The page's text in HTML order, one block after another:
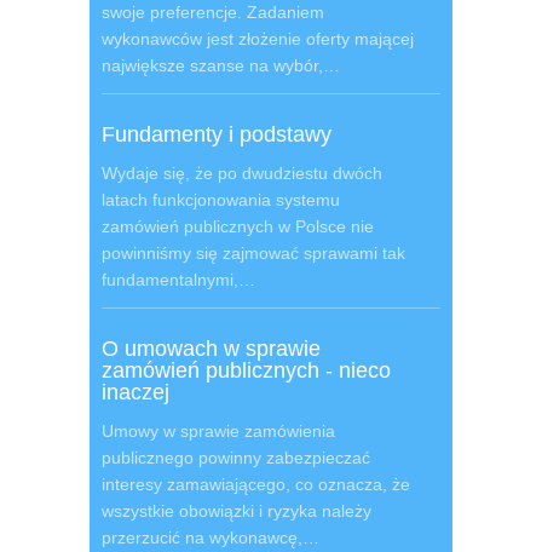
swoje preferencje. Zadaniem
wykonawców jest złożenie oferty mającej
największe szanse na wybór,…
Fundamenty i podstawy
Wydaje się, że po dwudziestu dwóch
latach funkcjonowania systemu
zamówień publicznych w Polsce nie
powinniśmy się zajmować sprawami tak
fundamentalnymi,…
O umowach w sprawie
zamówień publicznych - nieco
inaczej
Umowy w sprawie zamówienia
publicznego powinny zabezpieczać
interesy zamawiającego, co oznacza, że
wszystkie obowiązki i ryzyka należy
przerzucić na wykonawcę,…